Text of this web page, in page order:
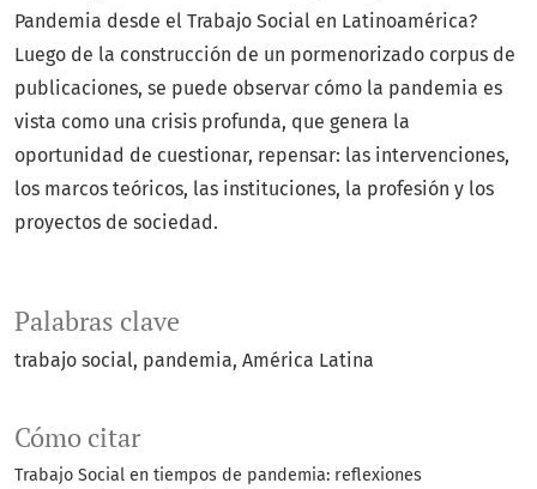
Palabras clave
trabajo social pandemia América Latina
Cómo citar
Trabajo Social en tiempos de pandemia: reflexiones
Pandemia desde el Trabajo Social en Latinoamérica?
Luego de la construcción de un pormenorizado corpus de
publicaciones, se puede observar cómo la pandemia es
vista como una crisis profunda, que genera la
oportunidad de cuestionar, repensar: las intervenciones,
los marcos teóricos, las instituciones, la profesión y los
proyectos de sociedad.